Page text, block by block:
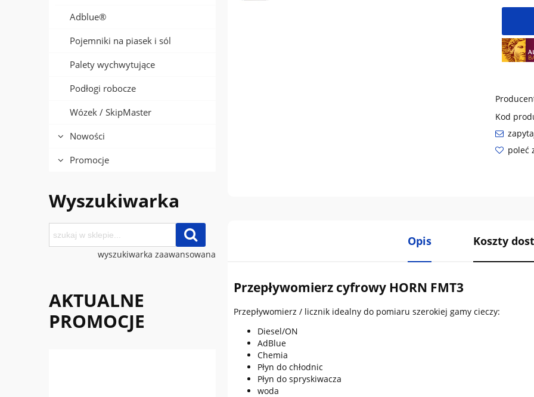
Adblue®
Pojemniki na piasek i sól
Palety wychwytujące
Podłogi robocze
Wózek / SkipMaster
Nowości
Promocje
Wyszukiwarka
wyszukiwarka zaawansowana
AKTUALNE
PROMOCJE
Kod
poleć
Opis Koszty
Przepływomierz cyfrowy HORN FMT3
Przepływomierz / licznik idealny do pomiaru szerokiej gamy cieczy:
Diesel/ON
AdBlue
Chemia
Płyn do chłodnic
Płyn do spryskiwacza
woda